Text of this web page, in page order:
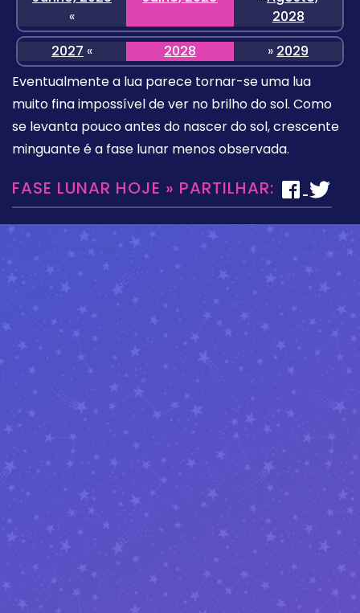
«
2028
2027 « 2028 » 2029
Eventualmente a lua parece tornar-se uma lua
muito fina impossível de ver no brilho do sol. Como
se levanta pouco antes do nascer do sol, crescente
minguante é a fase lunar menos observada.
FASE LUNAR HOJE » PARTILHAR: